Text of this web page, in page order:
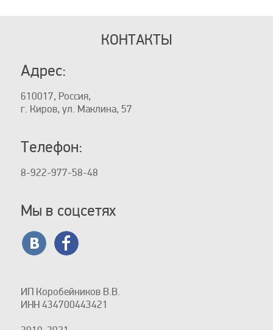
КОНТАКТЫ
Адрес:
610017, Россия,
г. Киров, ул. Маклина, 57
Телефон:
8-922-977-58-48
Мы в соцсетях
ИП Коробейников В.В.
ИНН 434700443421